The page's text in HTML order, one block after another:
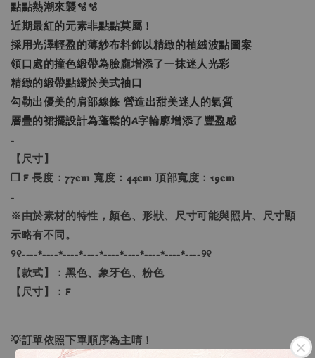
點點熱潮來襲🫧🫧
近期最紅的元素非點點莫屬！
採用光澤輕盈的薄紗布料飾以精緻的植絨波點圖案
領口處的撞色緞帶為臉龐增添了一抹迷人光彩
精緻的緞帶點綴於美式袖口
勾勒出優美的肩部線條 營造出甜美迷人的氣質
層疊的裙擺設計為蓬鬆的A字輪廓增添了豐盈感
-
【尺寸】
❐ F 長度：77𝐜𝐦 寬度：44𝐜𝐦 頂部寬度：19𝐜𝐦
-
※由於素材的特性，顏色、形狀、尺寸可能與照片、尺寸顯
示略有不同。
୨୧----*----*----*----*----*----*----*----*----୨୧
【款式】：黑色、象牙色、粉色
【尺寸】：F
💡訂單依照下單順序為主唷！